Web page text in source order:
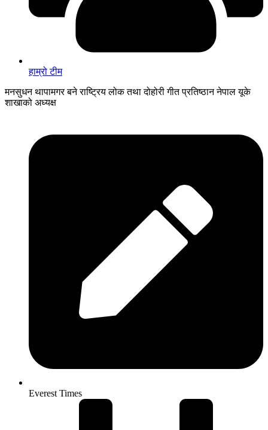
हाम्रो टीम
मनसुधन थापामगर बने राष्ट्रिय लोक तथा दोहोरी गीत प्रतिष्ठान नेपाल यूके
शाखाको अध्यक्ष
Everest Times